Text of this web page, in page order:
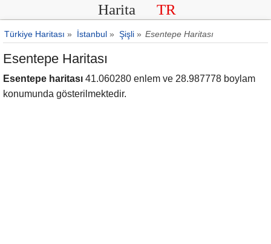
Harita TR
Türkiye Haritası » İstanbul » Şişli » Esentepe Haritası
Esentepe Haritası
Esentepe haritası 41.060280 enlem ve 28.987778 boylam
konumunda gösterilmektedir.